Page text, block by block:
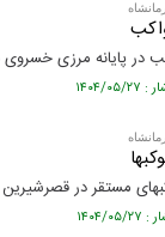
در پایانه مرزی
مستقر در